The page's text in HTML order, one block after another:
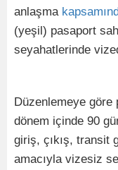
anlaşma
(yeşil) pasaport
seyahatlerinde
Düzenlemeye göre
dönem içinde 90
giriş, çıkış, transit
amacıyla vizesiz